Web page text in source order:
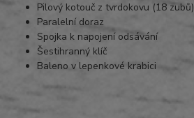
Pilový kotouč z tvrdokovu (18 zubů)
Paralelní doraz
Spojka k napojení odsávání
Šestihranný klíč
Baleno v lepenkové krabici